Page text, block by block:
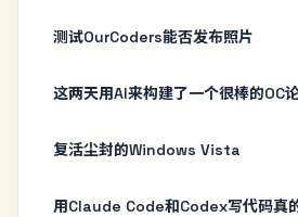
测试OurCoders能否发布照片
这两天用AI来构建了一个很棒的OC
复活尘封的Windows Vista
用Claude Code和Codex写代码真